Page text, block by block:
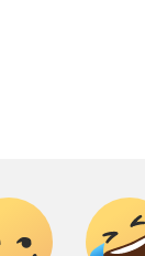
నిల్వ ఉంచితే…
ఇలా మారిన
ఉంది.